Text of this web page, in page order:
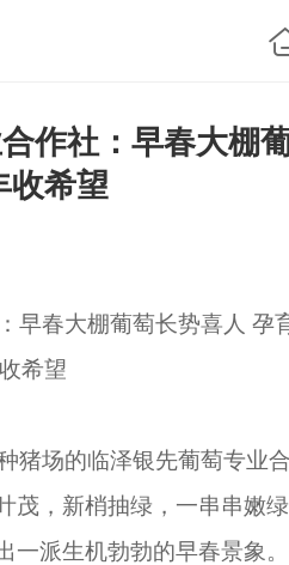
作社：早春大棚
收希望
早春大棚葡萄长势喜人 孕
希望
场的临泽银先葡萄专业合
茂，新梢抽绿，一串串嫩绿
一派生机勃勃的早春景象。